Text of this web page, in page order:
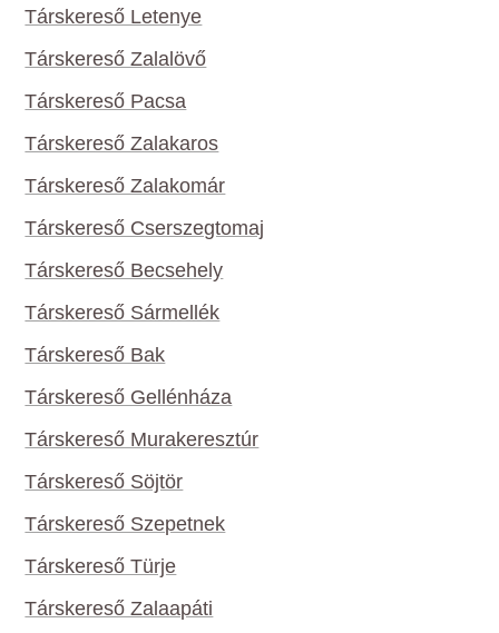
Társkereső Letenye
Társkereső Zalalövő
Társkereső Pacsa
Társkereső Zalakaros
Társkereső Zalakomár
Társkereső Cserszegtomaj
Társkereső Becsehely
Társkereső Sármellék
Társkereső Bak
Társkereső Gellénháza
Társkereső Murakeresztúr
Társkereső Söjtör
Társkereső Szepetnek
Társkereső Türje
Társkereső Zalaapáti